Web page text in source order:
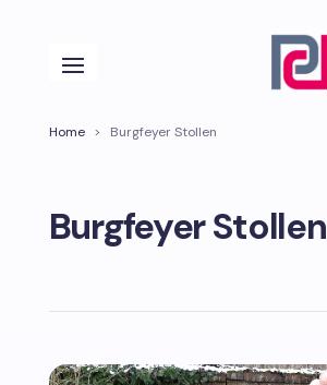
Home > Burgfeyer Stollen
Burgfeyer Stollen